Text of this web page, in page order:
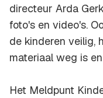
directeur Arda
foto's en video's.
de kinderen veilig,
materiaal weg is
Het Meldpunt